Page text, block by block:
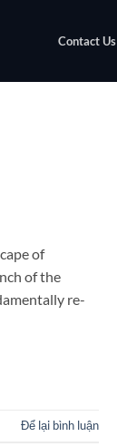
Contact Us
of
of the
re-
Để lại bình luận